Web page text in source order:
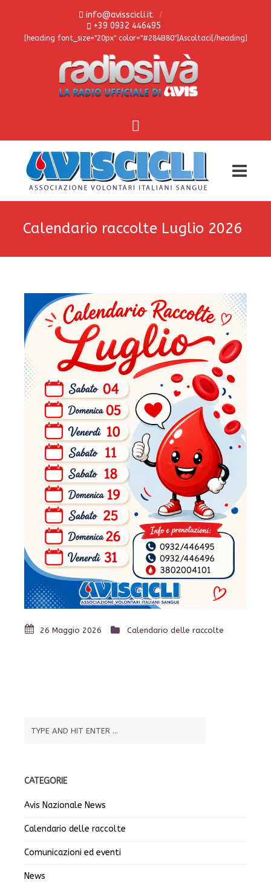
info@avisscicli.it
+39 0932 446495
[heading font_size="20px" color="#284B80"]Ascoltaci[/heading]
Calendario raccolte Luglio 2026
26 Maggio 2026 Calendario delle raccolte
CATEGORIE
Avis Nazionale News
Calendario delle raccolte
Comunicazioni ed eventi
News